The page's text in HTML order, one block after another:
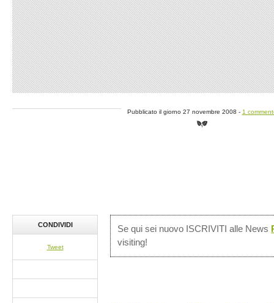
Pubblicato il giorno 27 novembre 2008 - 1
Se qui sei nuovo ISCRIVITI alle News
visiting!
CONDIVIDI
Tweet